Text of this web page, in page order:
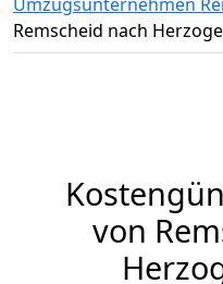
Remscheid nach
von